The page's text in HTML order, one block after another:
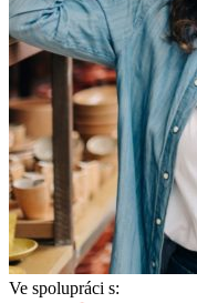
Ve spolupráci s: